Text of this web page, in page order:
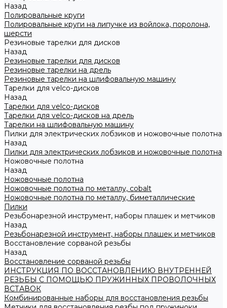
Назад
Полировальные круги
Полировальные круги на липучке из войлока, поролона,
шерсти
Резиновые тарелки для дисков
Назад
Резиновые тарелки для дисков
Резиновые тарелки на дрель
Резиновые тарелки на шлифовальную машину
Тарелки для velco-дисков
Назад
Тарелки для velco-дисков
Тарелки для velco-дисков на дрель
Тарелки на шлифовальную машину
Пилки для электрических лобзиков и ножовочные полотна
Назад
Пилки для электрических лобзиков и ножовочные полотна
Ножовочные полотна
Назад
Ножовочные полотна
Ножовочные полотна по металлу, cobalt
Ножовочные полотна по металлу, биметаллические
Пилки
Резьбонарезной инструмент, наборы плашек и метчиков
Назад
Резьбонарезной инструмент, наборы плашек и метчиков
Восстановление сорваной резьбы
Назад
Восстановление сорваной резьбы
ИНСТРУКЦИЯ ПО ВОССТАНОВЛЕНИЮ ВНУТРЕННЕЙ
РЕЗЬБЫ С ПОМОЩЬЮ ПРУЖИННЫХ ПРОВОЛОЧНЫХ
ВСТАВОК
Комбинированные наборы для восстановления резьбы